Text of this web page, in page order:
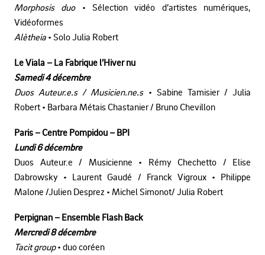
Morphosis duo• Sélection vidéo d’artistes numériques,
Vidéoformes
Alètheia • Solo Julia Robert
Le Viala – La Fabrique l’Hiver nu
Samedi 4 décembre
Duos Auteur.e.s / Musicien.ne.s• Sabine Tamisier / Julia
Robert • Barbara Métais Chastanier / Bruno Chevillon
Paris – Centre Pompidou – BPI
Lundi 6 décembre
Duos Auteur.e / Musicienne • Rémy Chechetto / Elise
Dabrowsky • Laurent Gaudé / Franck Vigroux • Philippe
Malone /Julien Desprez • Michel Simonot/ Julia Robert
Perpignan – Ensemble Flash Back
Mercredi 8 décembre
Tacit group• duo coréen